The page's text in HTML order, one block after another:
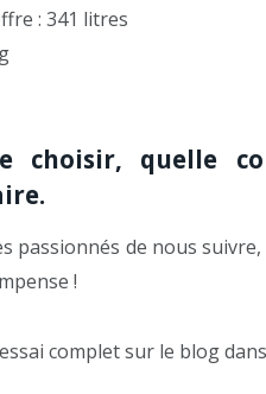
: 341 litres
choisir, quelle
passionnés de nous
!
complet sur le blog